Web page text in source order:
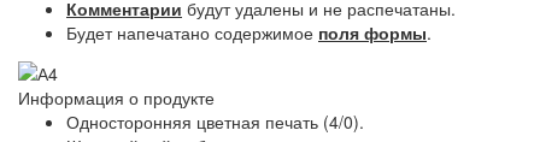
Комментарии будут удалены и не распечатаны.
Будет напечатано содержимое поля формы.
Информация о продукте
Односторонняя цветная печать (4/0).